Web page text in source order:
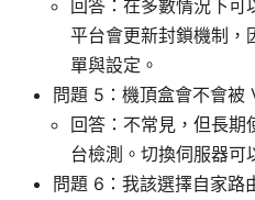
回答：在多數情況下可
平台會更新封鎖機制，
單與設定。
問題 5：機頂盒會不會被
回答：不常見，但長期
台檢測。切換伺服器可
問題 6：我該選擇自家路